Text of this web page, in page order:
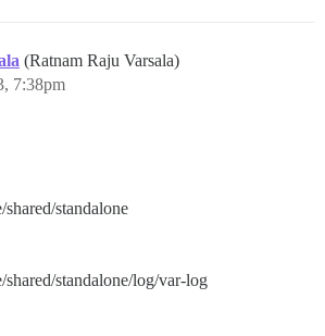
(Ratnam Raju Varsala)
7:38pm
standalone
shared/standalone/log/var-log